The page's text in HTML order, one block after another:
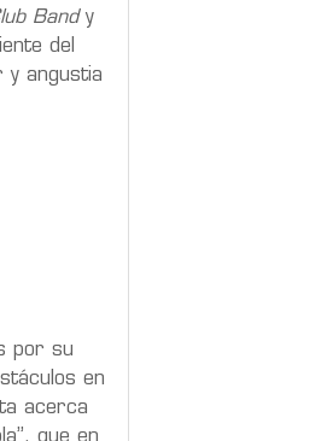
Bandy
del
y angustia
por su
en
acerca